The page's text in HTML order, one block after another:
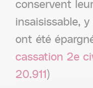
conservent
insaisissable,
ont été
cassation 2e
20.911)